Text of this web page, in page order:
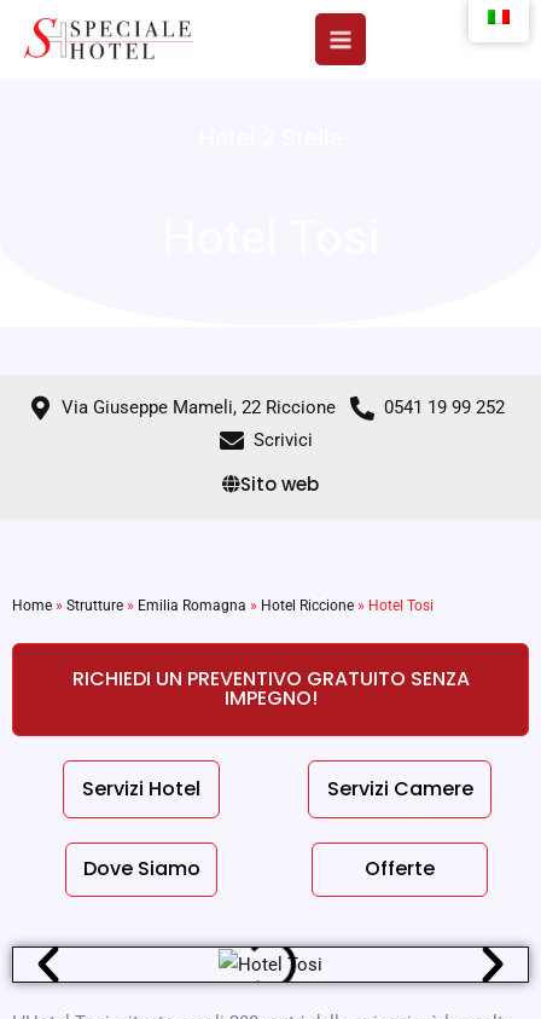
Via Giuseppe Mameli, 22 Riccione
0541 19 99 252
Scrivici
Sito web
Home » Strutture » Emilia Romagna » Hotel Riccione » Hotel Tosi
RICHIEDI UN PREVENTIVO GRATUITO SENZA
IMPEGNO!
Servizi Hotel Servizi Camere
Dove Siamo Offerte